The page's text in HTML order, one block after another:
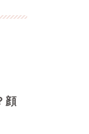
顔